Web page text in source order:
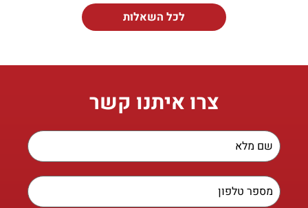
לכל השאלות
צרו איתנו קשר